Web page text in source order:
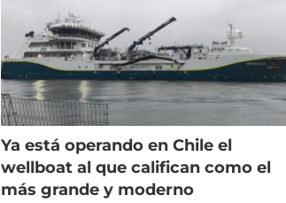
Ya está operando en Chile el
wellboat al que califican como el
más grande y moderno